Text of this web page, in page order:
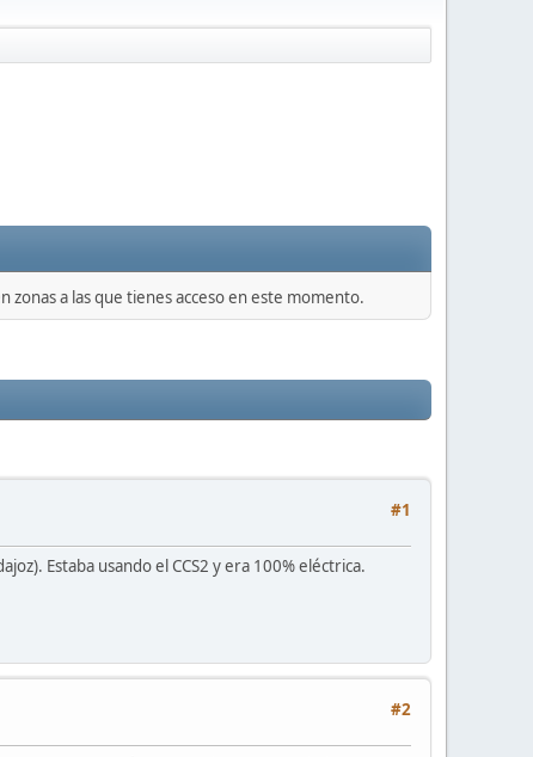
a las que tienes acceso en este momento.
#1
Estaba usando el CCS2 y era 100% eléctrica.
#2